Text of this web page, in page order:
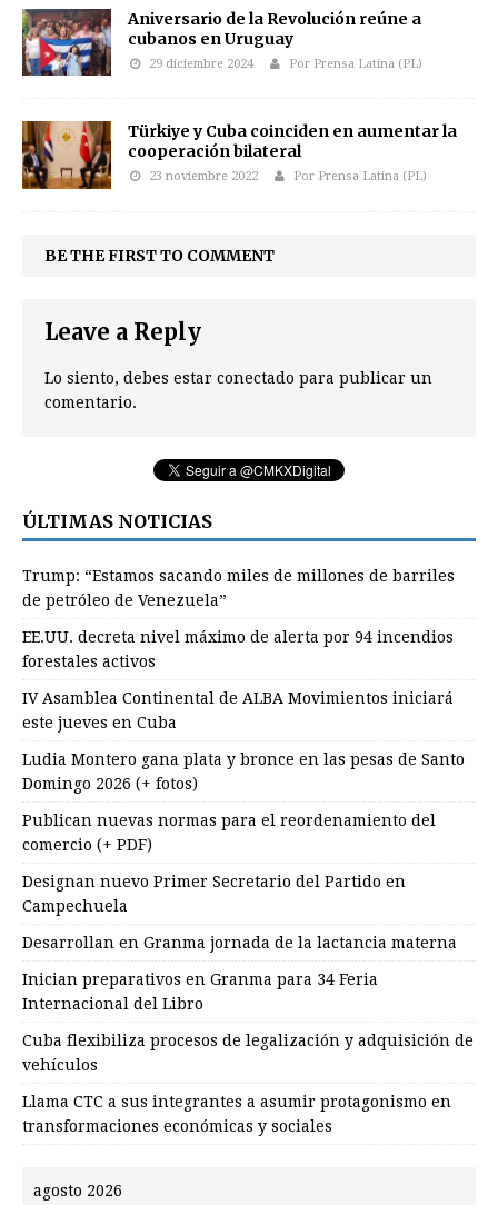
Aniversario de la Revolución reúne a
cubanos en Uruguay
29 diciembre 2024 Por Prensa Latina (PL)
Türkiye y Cuba coinciden en aumentar la
cooperación bilateral
23 noviembre 2022 Por Prensa Latina (PL)
BE THE FIRST TO COMMENT
Leave a Reply
Lo siento, debes estar conectado para publicar un
comentario.
ÚLTIMAS NOTICIAS
Trump: “Estamos sacando miles de millones de barriles
de petróleo de Venezuela”
EE.UU. decreta nivel máximo de alerta por 94 incendios
forestales activos
IV Asamblea Continental de ALBA Movimientos iniciará
este jueves en Cuba
Ludia Montero gana plata y bronce en las pesas de Santo
Domingo 2026 (+ fotos)
Publican nuevas normas para el reordenamiento del
comercio (+ PDF)
Designan nuevo Primer Secretario del Partido en
Campechuela
Desarrollan en Granma jornada de la lactancia materna
Inician preparativos en Granma para 34 Feria
Internacional del Libro
Cuba flexibiliza procesos de legalización y adquisición de
vehículos
Llama CTC a sus integrantes a asumir protagonismo en
transformaciones económicas y sociales
agosto 2026